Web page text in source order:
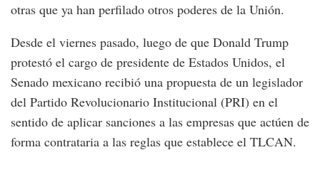
otras que ya han perfilado otros poderes de la Unión.
Desde el viernes pasado, luego de que Donald Trump
protestó el cargo de presidente de Estados Unidos, el
Senado mexicano recibió una propuesta de un legislador
del Partido Revolucionario Institucional (PRI) en el
sentido de aplicar sanciones a las empresas que actúen de
forma contrataria a las reglas que establece el TLCAN.